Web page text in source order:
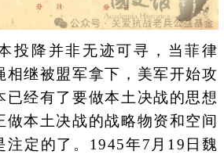
降并非无迹可寻，当菲律
相继被盟军拿下，美军开始攻
已经有了要做本土决战的思想
做本土决战的战略物资和空间
注定的了。1945年7月19日魏